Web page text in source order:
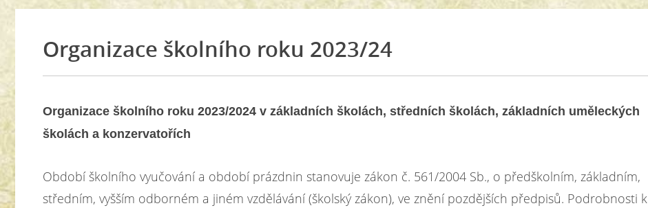
Organizace školního roku 2023/24
Organizace školního roku 2023/2024 v základních školách, středních školách, základních uměleckých
školách a konzervatořích
Období školního vyučování a období prázdnin stanovuje zákon č. 561/2004 Sb., o předškolním, základním,
středním, vyšším odborném a jiném vzdělávání (školský zákon), ve znění pozdějších předpisů. Podrobnosti k